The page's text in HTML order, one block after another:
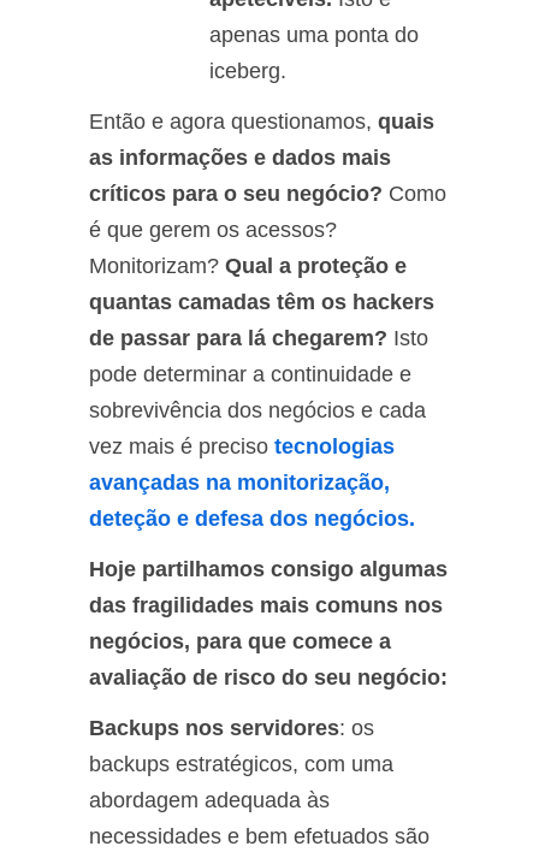
apenas uma ponta do
iceberg.
Então e agora questionamos, quais
as informações e dados mais
críticos para o seu negócio? Como
é que gerem os acessos?
Monitorizam? Qual a proteção e
quantas camadas têm os hackers
de passar para lá chegarem? Isto
pode determinar a continuidade e
sobrevivência dos negócios e cada
vez mais é preciso tecnologias
avançadas na monitorização,
deteção e defesa dos negócios.
Hoje partilhamos consigo algumas
das fragilidades mais comuns nos
negócios, para que comece a
avaliação de risco do seu negócio:
Backups nos servidores: os
backups estratégicos, com uma
abordagem adequada às
necessidades e bem efetuados são